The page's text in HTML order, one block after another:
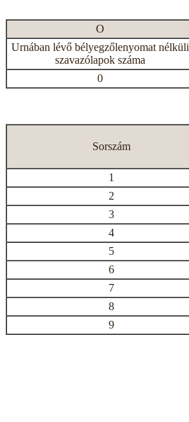
O
Urnában lévő bélyegzőlenyomat nélküli
szavazólapok száma
0
Sorszám
1
2
3
4
5
6
7
8
9